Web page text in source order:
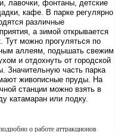
настоящая
зелень газонов,
чистый воздух
цветники! Но за
за цветниками - это не
о работе аттракционов
лавочки, фонтаны, детские
кафе. В парке регулярно
различные
а зимой открывается
Тут можно прогуляться по
аллеям, подышать свежим
и отдохнуть от городской
Значительную часть парка
живописные пруды. На
станции можно взять в
катамаран или лодку.